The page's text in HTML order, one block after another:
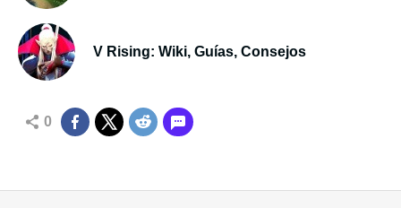
V Rising: Wiki, Guías, Consejos
0